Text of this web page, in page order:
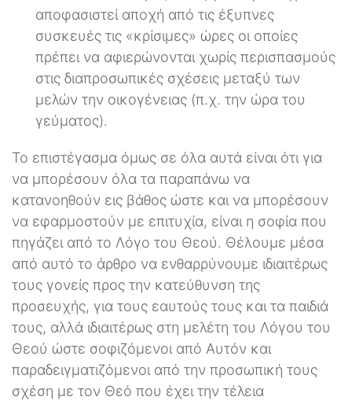
αποφασιστεί αποχή από τις έξυπνες
συσκευές τις «κρίσιμες» ώρες οι οποίες
πρέπει να αφιερώνονται χωρίς περισπασμούς
στις διαπροσωπικές σχέσεις μεταξύ των
μελών την οικογένειας (π.χ. την ώρα του
γεύματος).
Το επιστέγασμα όμως σε όλα αυτά είναι ότι για
να μπορέσουν όλα τα παραπάνω να
κατανοηθούν εις βάθος ώστε και να μπορέσουν
να εφαρμοστούν με επιτυχία, είναι η σοφία που
πηγάζει από το Λόγο του Θεού. Θέλουμε μέσα
από αυτό το άρθρο να ενθαρρύνουμε ιδιαιτέρως
τους γονείς προς την κατεύθυνση της
προσευχής, για τους εαυτούς τους και τα παιδιά
τους, αλλά ιδιαιτέρως στη μελέτη του Λόγου του
Θεού ώστε σοφιζόμενοι από Αυτόν και
παραδειγματιζόμενοι από την προσωπική τους
σχέση με τον Θεό που έχει την τέλεια